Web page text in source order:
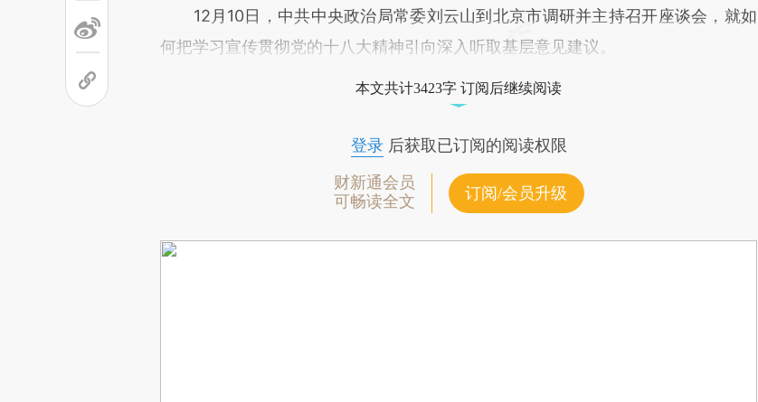
12月10日，中共中央政治局常委刘云山到北京市调研并主持召开座谈会，就如
何把学习宣传贯彻党的十八大精神引向深入听取基层意见建议。
本文共计3423字 订阅后继续阅读
登录后获取已订阅的阅读权限
财新通会员
可畅读全文
订阅/会员升级